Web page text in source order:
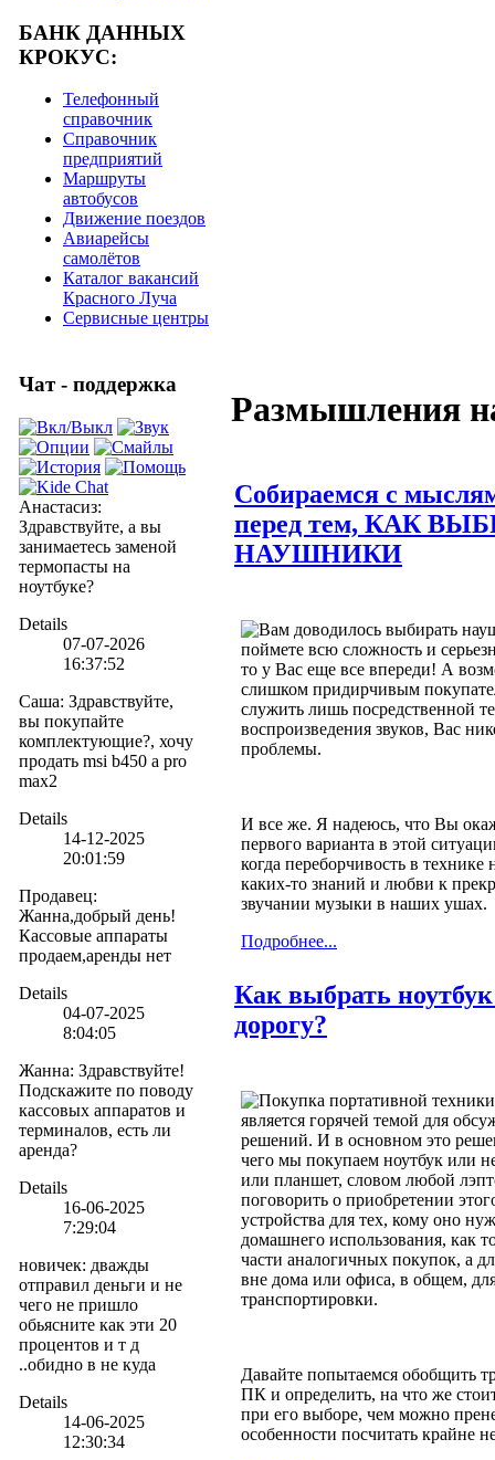
БАНК ДАННЫХ
КРОКУС:
Телефонный
справочник
Справочник
предприятий
Маршруты
автобусов
Движение поездов
Авиарейсы
самолётов
Каталог вакансий
Красного Луча
Сервисные центры
Чат - поддержка
Анастасиз:
Здравствуйте, а вы
занимаетесь заменой
термопасты на
ноутбуке?
Details
07-07-2026
16:37:52
Саша: Здравствуйте,
вы покупайте
комплектующие?, хочу
продать msi b450 a pro
max2
Details
14-12-2025
20:01:59
Продавец:
Жанна,добрый день!
Кассовые аппараты
продаем,аренды нет
Details
04-07-2025
8:04:05
Жанна: Здравствуйте!
Подскажите по поводу
кассовых аппаратов и
терминалов, есть ли
аренда?
Details
16-06-2025
7:29:04
новичек: дважды
отправил деньги и не
чего не пришло
обьясните как эти 20
процентов и т д
..обидно в не куда
Details
14-06-2025
12:30:34
Размышления
Собираемся с
перед тем, КАК
НАУШНИКИ
Вам доводилось выбирать
поймете всю сложность и
то у Вас еще все впереди! А
слишком придирчивым
служить лишь посредственной
воспроизведения звуков, Вас
проблемы.
И все же. Я надеюсь, что Вы
первого варианта в этой
когда переборчивость в технике
каких-то знаний и любви к
звучании музыки в наших ушах.
Подробнее...
Как выбрать
дорогу?
Покупка портативной
является горячей темой для
решений. И в основном это
чего мы покупаем ноутбук или
или планшет, словом любой
поговорить о приобретении
устройства для тех, кому оно
домашнего использования, как
части аналогичных покупок, а
вне дома или офиса, в общем,
транспортировки.
Давайте попытаемся обобщить
ПК и определить, на что же
при его выборе, чем можно
особенности посчитать крайне